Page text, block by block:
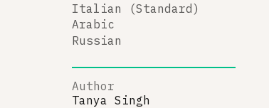
Italian (Standard)
Arabic
Russian
Author
Tanya Singh